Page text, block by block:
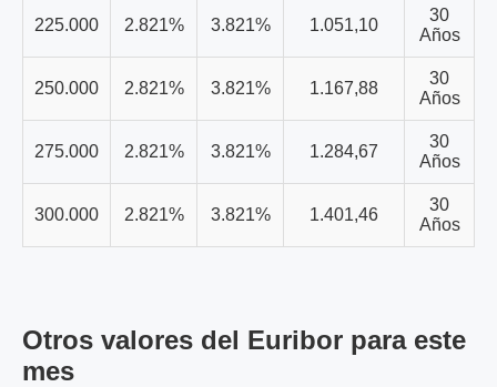
225.000 2.821% 3.821% 1.051,10
30
Años
250.000 2.821% 3.821% 1.167,88
30
Años
275.000 2.821% 3.821% 1.284,67
30
Años
300.000 2.821% 3.821% 1.401,46
30
Años
Otros valores del Euribor para este
mes